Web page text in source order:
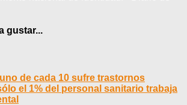
gustar...
de cada 10 sufre trastornos
el 1% del personal sanitario trabaja